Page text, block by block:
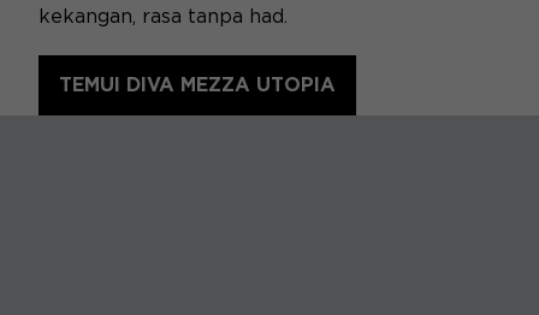
kekangan, rasa tanpa had.
TEMUI DIVA MEZZA UTOPIA